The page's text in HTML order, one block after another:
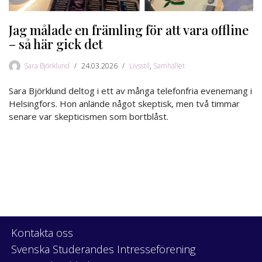
Jag målade en främling för att vara offline
– så här gick det
Sara Björklund 24.03.2026 Livsstil, Samhället
Sara Björklund deltog i ett av många telefonfria evenemang i
Helsingfors. Hon anlände något skeptisk, men två timmar
senare var skepticismen som bortblåst.
Kontakta oss
Svenska Studerandes Intresseförening